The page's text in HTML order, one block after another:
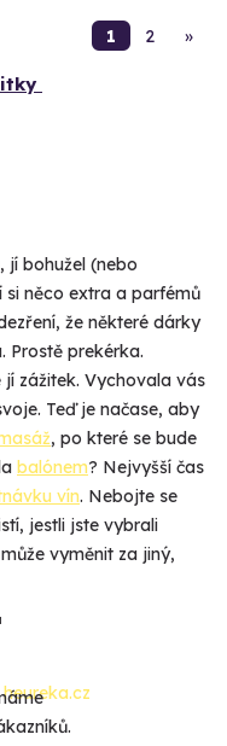
1 2 »
jí bohužel (nebo
si něco extra a parfémů
že některé dárky
Prostě prekérka.
zážitek. Vychovala vás
Teď je načase, aby
, po které se bude
balónem? Nejvyšší čas
vín. Nebojte se
jestli jste vybrali
vyměnit za jiný,